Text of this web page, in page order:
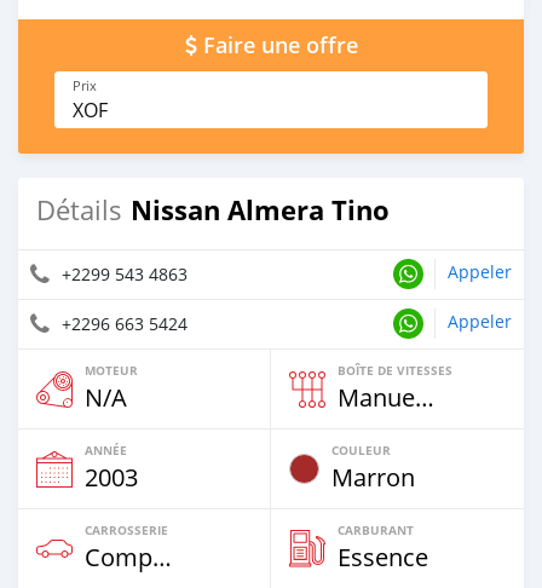
Faire une offre
Prix
XOF
Détails Nissan Almera Tino
+2299 543 4863 Appeler
+2296 663 5424 Appeler
MOTEUR
N/A
BOÎTE DE VITESSES
Manuelle
ANNÉE
2003
COULEUR
Marron
CARROSSERIE
Compacte
CARBURANT
Essence